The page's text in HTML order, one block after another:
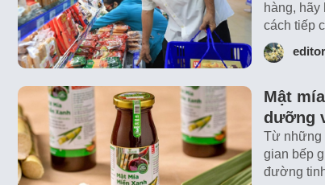
hàng,
cách tiếp
editor
Mật
dưỡng
Từ những
gian bếp
đường